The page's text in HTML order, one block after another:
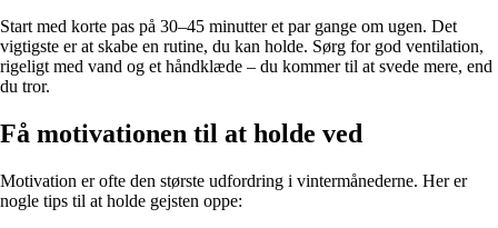
Start med korte pas på 30–45 minutter et par gange om ugen. Det
vigtigste er at skabe en rutine, du kan holde. Sørg for god ventilation,
rigeligt med vand og et håndklæde – du kommer til at svede mere, end
du tror.
Få motivationen til at holde ved
Motivation er ofte den største udfordring i vintermånederne. Her er
nogle tips til at holde gejsten oppe: